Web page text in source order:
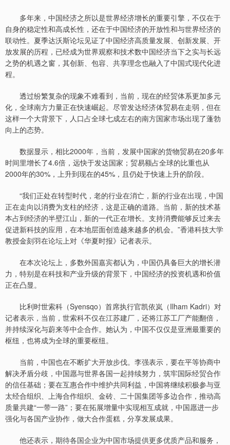
多年来，中国经济之所以是世界经济增长的重要引擎，不仅在于
自身的稳定性和高成长性，还在于中国经济的开放性和与世界经济的
联动性。夏季达沃斯论坛见证了中国经济高质量发展、创新发展、开
放发展的历程，已经成为世界观察和技术数中国经济当下之实与长远
之势的机遇之窗，其创新、包容、共享理念也融入了中国式现代化进
程。
透过纷繁复杂的现象不难看到，当前，现在的经贸体系更加多元
化，全球南方力量正在快速崛起。尽管发达经济体贸易在走弱，但在
这样一个大背景下，人口占全球七成左右的南方国家市场出现了蓬勃
向上的态势。
数据显示，相比2000年，当前，发展中国家的货物贸易在20多年
时间里增长了4.6倍，远快于发达国家；贸易额占全球的比重也从
2000年的30%，上升到现在的45%，且仍处于快速上升的阶段。
“我们正处在转型时代，老的行业在消亡，新的行业在出现，中国
正在走向以消费为支柱的经济，这是正确的道路。当前，新的技术基
本占到经济的半壁江山，新的一代正在增长。支持消费能够反过来去
促进新科技的应用，在本地层面创造越来越多的机会。”香港科技大学
教授金刻羽在论坛上对《华夏时报》记者表示。
在本次论坛上，多数外国嘉宾都认为，中国仍具备巨大的增长潜
力，特别是在科技和产业升级的背景下，中国经济的投资机遇和价值
正在凸显。
比利时世索科（Syensqo）首席执行官凯依岚（Ilham Kadri）对
记者表示，当前，世索科不仅在江苏建厂，还将江苏工厂产能翻倍，
并持续深化与蔚来等中企合作。她认为，中国不仅仅是亚洲最重要的
枢纽，也将成为全球的重要枢纽。
当前，中国也在不断扩大开放步伐。李强表示，要在平等协商中
解决矛盾分歧，中国愿与世界各国一起持续努力，筑牢国际经贸合作
的信任基础；要在互惠合作中维护共同利益，中国将继续积极参与亚
太经合组织、上海合作组织、金砖、二十国集团等多边合作，推动高
质量共建“一带一路”；要在拓展增量中实现相互成就，中国愿进一步
强化与各国产业协作，做大合作蛋糕，分享发展成果。
他还表示，期待各国企业为中国市场提供更多优质产品和服务，